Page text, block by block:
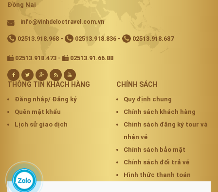
Đồng Nai
info@vinhdeloctravel.com.vn
02513.918.968 - 02513.918.836 - 02513.918.687
02513.918.473 - 02513.91.66.88
THÔNG TIN KHÁCH HÀNG
Đăng nhập/ Đăng ký
Quên mật khẩu
Lịch sử giao dịch
CHÍNH SÁCH
Quy định chung
Chính sách khách hàng
Chính sách đăng ký tour và
nhận vé
Chính sách bảo mật
Chính sách đổi trả vé
Hình thức thanh toán